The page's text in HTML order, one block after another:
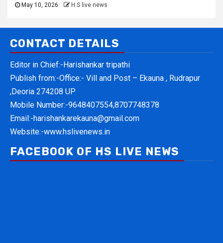
May 10, 2026 H S live news
CONTACT DETAILS
Editor in Chief:-Harishankar tripathi
Publish from:-Office:- Vill and Post – Ekauna , Rudrapur
,Deoria 274208 UP
Mobile Number:-9648407554,8707748378
Email:-harishankarekauna@gmail.com
Website:-www.hslivenews.in
FACEBOOK OF HS LIVE NEWS